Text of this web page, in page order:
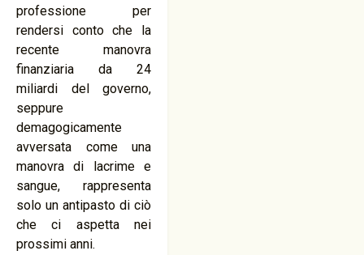
professione per
rendersi conto che la
recente manovra
finanziaria da 24
miliardi del governo,
seppure
demagogicamente
avversata come una
manovra di lacrime e
sangue, rappresenta
solo un antipasto di ciò
che ci aspetta nei
prossimi anni.